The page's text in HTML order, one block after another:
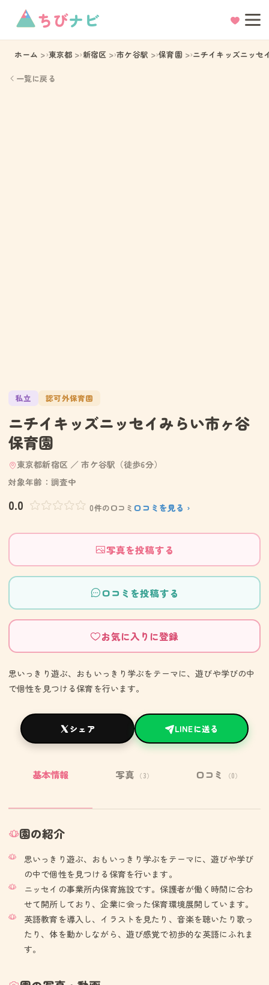
ちびナビ
ホーム 東京都 新宿区 市ケ谷駅 保育園 ニチイキッズニッセ
一覧に戻る
私立 認可外保育園
ニチイキッズニッセイみらい市ヶ谷
保育園
東京都新宿区 ／ 市ケ谷駅（徒歩6分）
対象年齢：調査中
0.0 0件の口コミ 口コミを見る ›
写真を投稿する
口コミを投稿する
お気に入りに登録
思いっきり遊ぶ、おもいっきり学ぶをテーマに、遊びや学びの中
で個性を見つける保育を行います。
シェア LINEに送る
基本情報 写真 （3） 口コミ （0）
園の紹介
思いっきり遊ぶ、おもいっきり学ぶをテーマに、遊びや学び
の中で個性を見つける保育を行います。
ニッセイの事業所内保育施設です。保護者が働く時間に合わ
せて開所しており、企業に会った保育環境展開しています。
英語教育を導入し、イラストを見たり、音楽を聴いたり歌っ
たり、体を動かしながら、遊び感覚で初歩的な英語にふれま
す。